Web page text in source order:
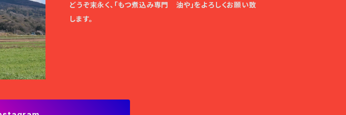
どうぞ末永く、「もつ煮込み専門 油や」をよろしくお願い致
します。